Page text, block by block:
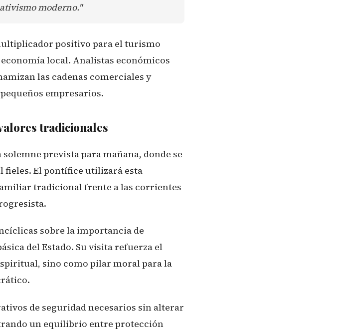
moderno."
positivo para el turismo
local. Analistas económicos
las cadenas comerciales y
empresarios.
tradicionales
prevista para mañana, donde se
fieles. El pontífice utilizará esta
tradicional frente a las corrientes
sobre la importancia de
del Estado. Su visita refuerza el
sino como pilar moral para la
de seguridad necesarios sin alterar
un equilibrio entre protección